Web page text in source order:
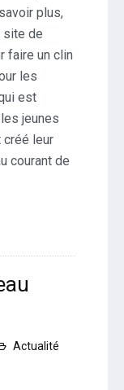
plus,
site de
faire un clin
les
est
jeunes
créé leur
courant de
Actualité